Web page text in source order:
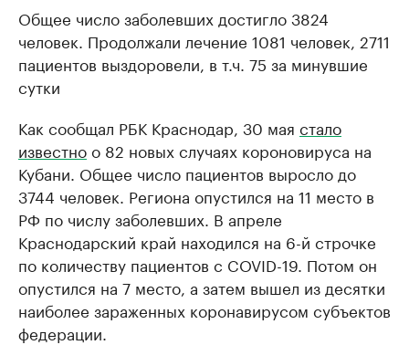
Общее число заболевших достигло 3824
человек. Продолжали лечение 1081 человек, 2711
пациентов выздоровели, в т.ч. 75 за минувшие
сутки
Как сообщал РБК Краснодар, 30 мая стало
известноо 82 новых случаях короновируса на
Кубани. Общее число пациентов выросло до
3744 человек. Региона опустился на 11 место в
РФ по числу заболевших. В апреле
Краснодарский край находился на 6-й строчке
по количеству пациентов с COVID-19. Потом он
опустился на 7 место, а затем вышел из десятки
наиболее зараженных коронавирусом субъектов
федерации.